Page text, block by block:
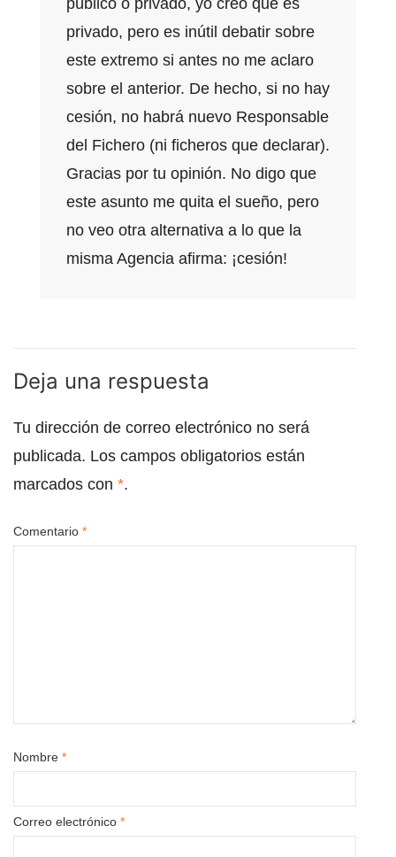
público o privado, yo creo que es
privado, pero es inútil debatir sobre
este extremo si antes no me aclaro
sobre el anterior. De hecho, si no hay
cesión, no habrá nuevo Responsable
del Fichero (ni ficheros que declarar).
Gracias por tu opinión. No digo que
este asunto me quita el sueño, pero
no veo otra alternativa a lo que la
misma Agencia afirma: ¡cesión!
Deja una respuesta
Tu dirección de correo electrónico no será
publicada. Los campos obligatorios están
marcados con *.
Comentario *
Nombre *
Correo electrónico *